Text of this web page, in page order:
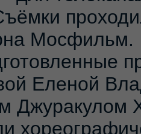
Мосфильм.
Еленой
Джуракулом